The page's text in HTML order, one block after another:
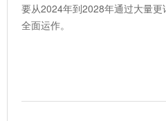
要从2024年到2028年通过大量
全面运作。